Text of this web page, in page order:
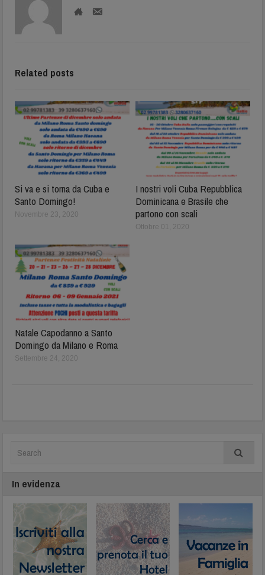
Related posts
Si va e si torna da Cuba e
Santo Domingo!
Novembre 23, 2020
I nostri voli Cuba Repubblica
Dominicana e Brasile che
partono con scali
Ottobre 01, 2020
Natale Capodanno a Santo
Domingo da Milano e Roma
Settembre 24, 2020
In evidenza